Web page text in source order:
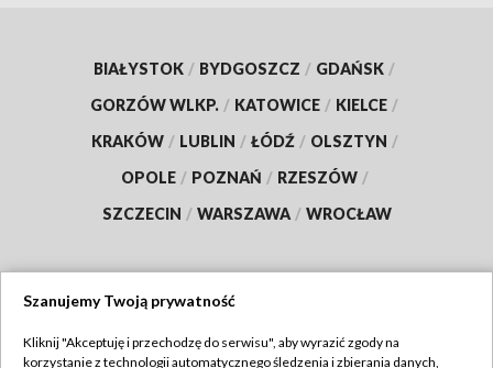
BIAŁYSTOK / BYDGOSZCZ / GDAŃSK /
GORZÓW WLKP. / KATOWICE / KIELCE /
KRAKÓW / LUBLIN / ŁÓDŹ / OLSZTYN /
OPOLE / POZNAŃ / RZESZÓW /
SZCZECIN / WARSZAWA / WROCŁAW
Szanujemy Twoją prywatność
Kliknij "Akceptuję i przechodzę do serwisu", aby wyrazić zgody na
korzystanie z technologii automatycznego śledzenia i zbierania danych,